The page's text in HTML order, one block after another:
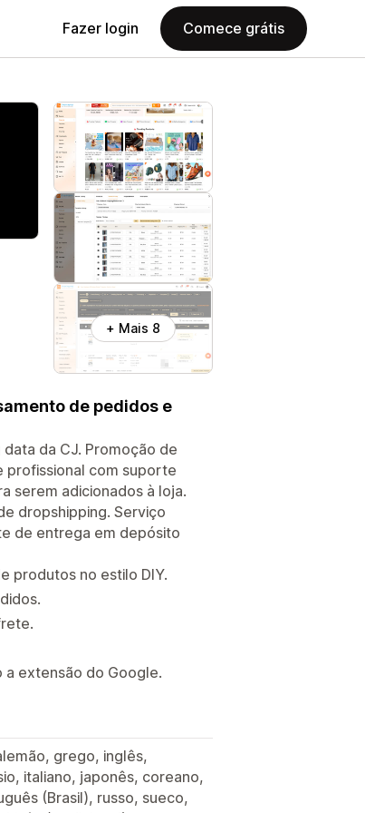
Fazer login Comece grátis
+ Mais 8
de pedidos e
da CJ. Promoção de
profissional com suporte
serem adicionados à loja.
dropshipping. Serviço
de entrega em depósito
produtos no estilo DIY.
a extensão do Google.
grego, inglês,
italiano, japonês, coreano,
(Brasil), russo, sueco,